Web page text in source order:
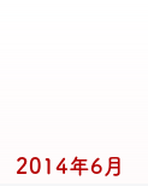
2014年6月